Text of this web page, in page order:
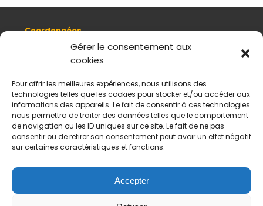
Gérer le consentement aux
cookies
Pour offrir les meilleures expériences, nous utilisons des
technologies telles que les cookies pour stocker et/ou accéder aux
informations des appareils. Le fait de consentir à ces technologies
nous permettra de traiter des données telles que le comportement
de navigation ou les ID uniques sur ce site. Le fait de ne pas
consentir ou de retirer son consentement peut avoir un effet négatif
sur certaines caractéristiques et fonctions.
Accepter
Coordonnées
8, quai Romain Rolland 69005 Lyon
+ 33 (0)4 78 42 55 04
Plan d'accès
Mentions légales
Politique de données personnelles
CGV
Horaires d’ouverture
Du mardi au samedi :
Fermé le dimanche et le lundi